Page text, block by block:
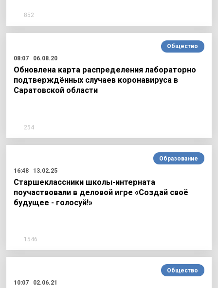
852
Общество
08:07
06.08.20
Обновлена карта распределения лабораторно
подтверждённых случаев коронавируса в
Саратовской области
254
Образование
16:48
13.02.25
Старшеклассники школы-интерната
поучаствовали в деловой игре «Создай своё
будущее - голосуй!»
1546
Общество
10:07
02.06.21